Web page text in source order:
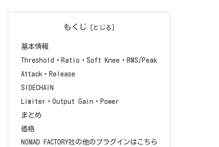
もくじ
基本情報
Threshold・Ratio・Soft Knee・RMS/Peak
Attack・Release
SIDECHAIN
Limiter・Output Gain・Power
まとめ
価格
NOMAD FACTORY社の他のプラグインはこちら